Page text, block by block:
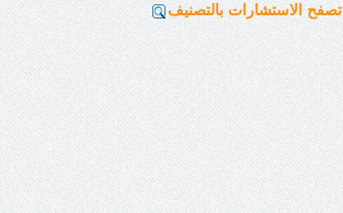
تصفح الاستشارات بالتصنيف